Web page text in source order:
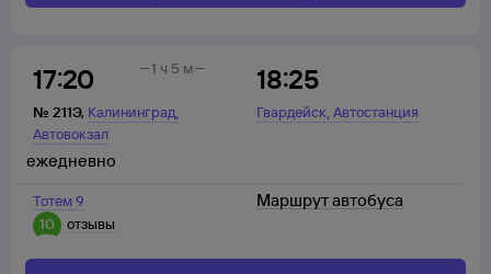
17:20
№ 211Э, Калининград,
Автовокзал
18:25
Гвардейск,Автостанция
1 ч 5 м
Тотем 9
10
отзывы
ежедневно
Маршрут автобуса